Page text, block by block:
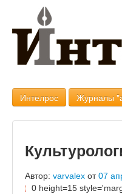
Интелрос Журналы
Автор: varvalex от07
0 height=15